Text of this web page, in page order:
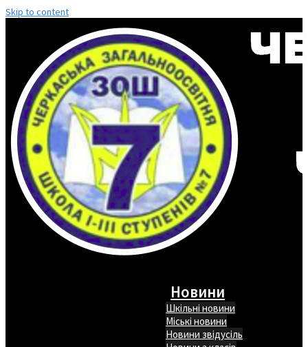
Skip to content
Новини
Шкільні новини
Міські новини
Новини звідусіль